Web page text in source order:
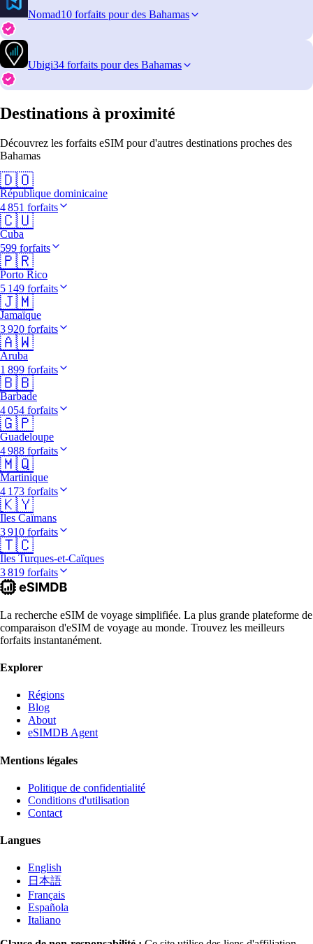
Nomad10 forfaits pour des Bahamas
Ubigi34 forfaits pour des Bahamas
Destinations à proximité
Découvrez les forfaits eSIM pour d'autres destinations proches des
Bahamas
🇩🇴
République dominicaine
4 851 forfaits
🇨🇺
Cuba
599 forfaits
🇵🇷
Porto Rico
5 149 forfaits
🇯🇲
Jamaïque
3 920 forfaits
🇦🇼
Aruba
1 899 forfaits
🇧🇧
Barbade
4 054 forfaits
🇬🇵
Guadeloupe
4 988 forfaits
🇲🇶
Martinique
4 173 forfaits
🇰🇾
Îles Caïmans
3 910 forfaits
🇹🇨
Îles Turques-et-Caïques
3 819 forfaits
La recherche eSIM de voyage simplifiée. La plus grande plateforme de
comparaison d'eSIM de voyage au monde. Trouvez les meilleurs
forfaits instantanément.
Explorer
Régions
Blog
About
eSIMDB Agent
Mentions légales
Politique de confidentialité
Conditions d'utilisation
Contact
Langues
English
日本語
Français
Española
Italiano